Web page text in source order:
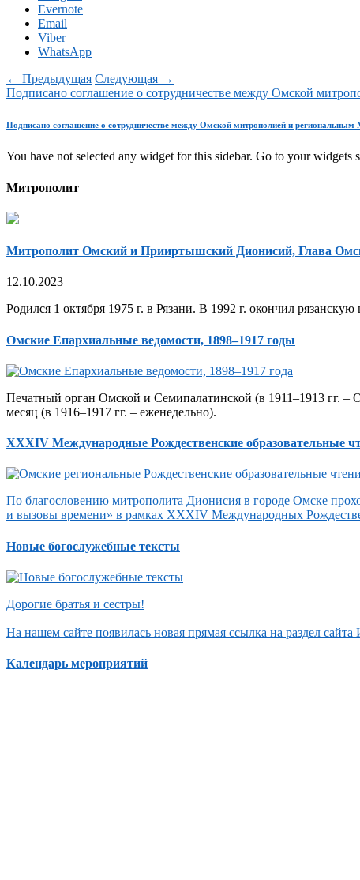
Evernote
Email
Viber
WhatsApp
← Предыдущая Следующая →
Подписано соглашение о сотрудничестве между Омской
Подписано соглашение о сотрудничестве между Омской митрополией и региональным
You have not selected any widget for this sidebar. Go to your widgets
Митрополит
Митрополит Омский и Прииртышский Дионисий, Глава
12.10.2023
Родился 1 октября 1975 г. в Рязани. В 1992 г. окончил
Омские Епархиальные ведомости, 1898–1917 годы
Печатный орган Омской и Семипалатинской (в 1911–1913 гг.
месяц (в 1916–1917 гг. – еженедельно).
XXXIV Международные Рождественские образовательные
По благословению митрополита Дионисия в городе Омске
и вызовы времени» в рамках XXXIV Международных
Новые богослужебные тексты
Дорогие братья и сестры!
На нашем сайте появилась новая прямая ссылка на раздел
Календарь мероприятий